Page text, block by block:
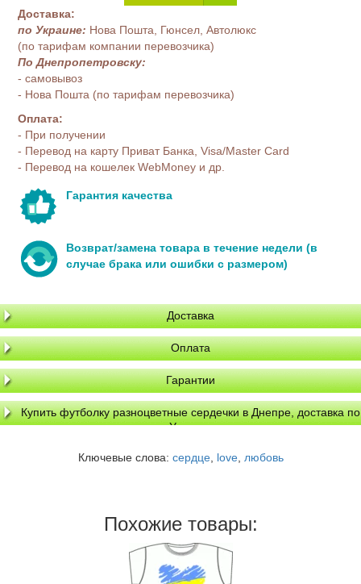
Доставка:
по Украине: Нова Пошта, Гюнсел, Автолюкс
(по тарифам компании перевозчика)
По Днепропетровску:
- самовывоз
- Нова Пошта (по тарифам перевозчика)
Оплата:
- При получении
- Перевод на карту Приват Банка, Visa/Master Card
- Перевод на кошелек WebMoney и др.
Гарантия качества
Возврат/замена товара в течение недели (в
случае брака или ошибки с размером)
Доставка
Оплата
Гарантии
Купить футболку разноцветные сердечки в Днепре, доставка по
Украине
Ключевые слова: сердце, love, любовь
Похожие товары: